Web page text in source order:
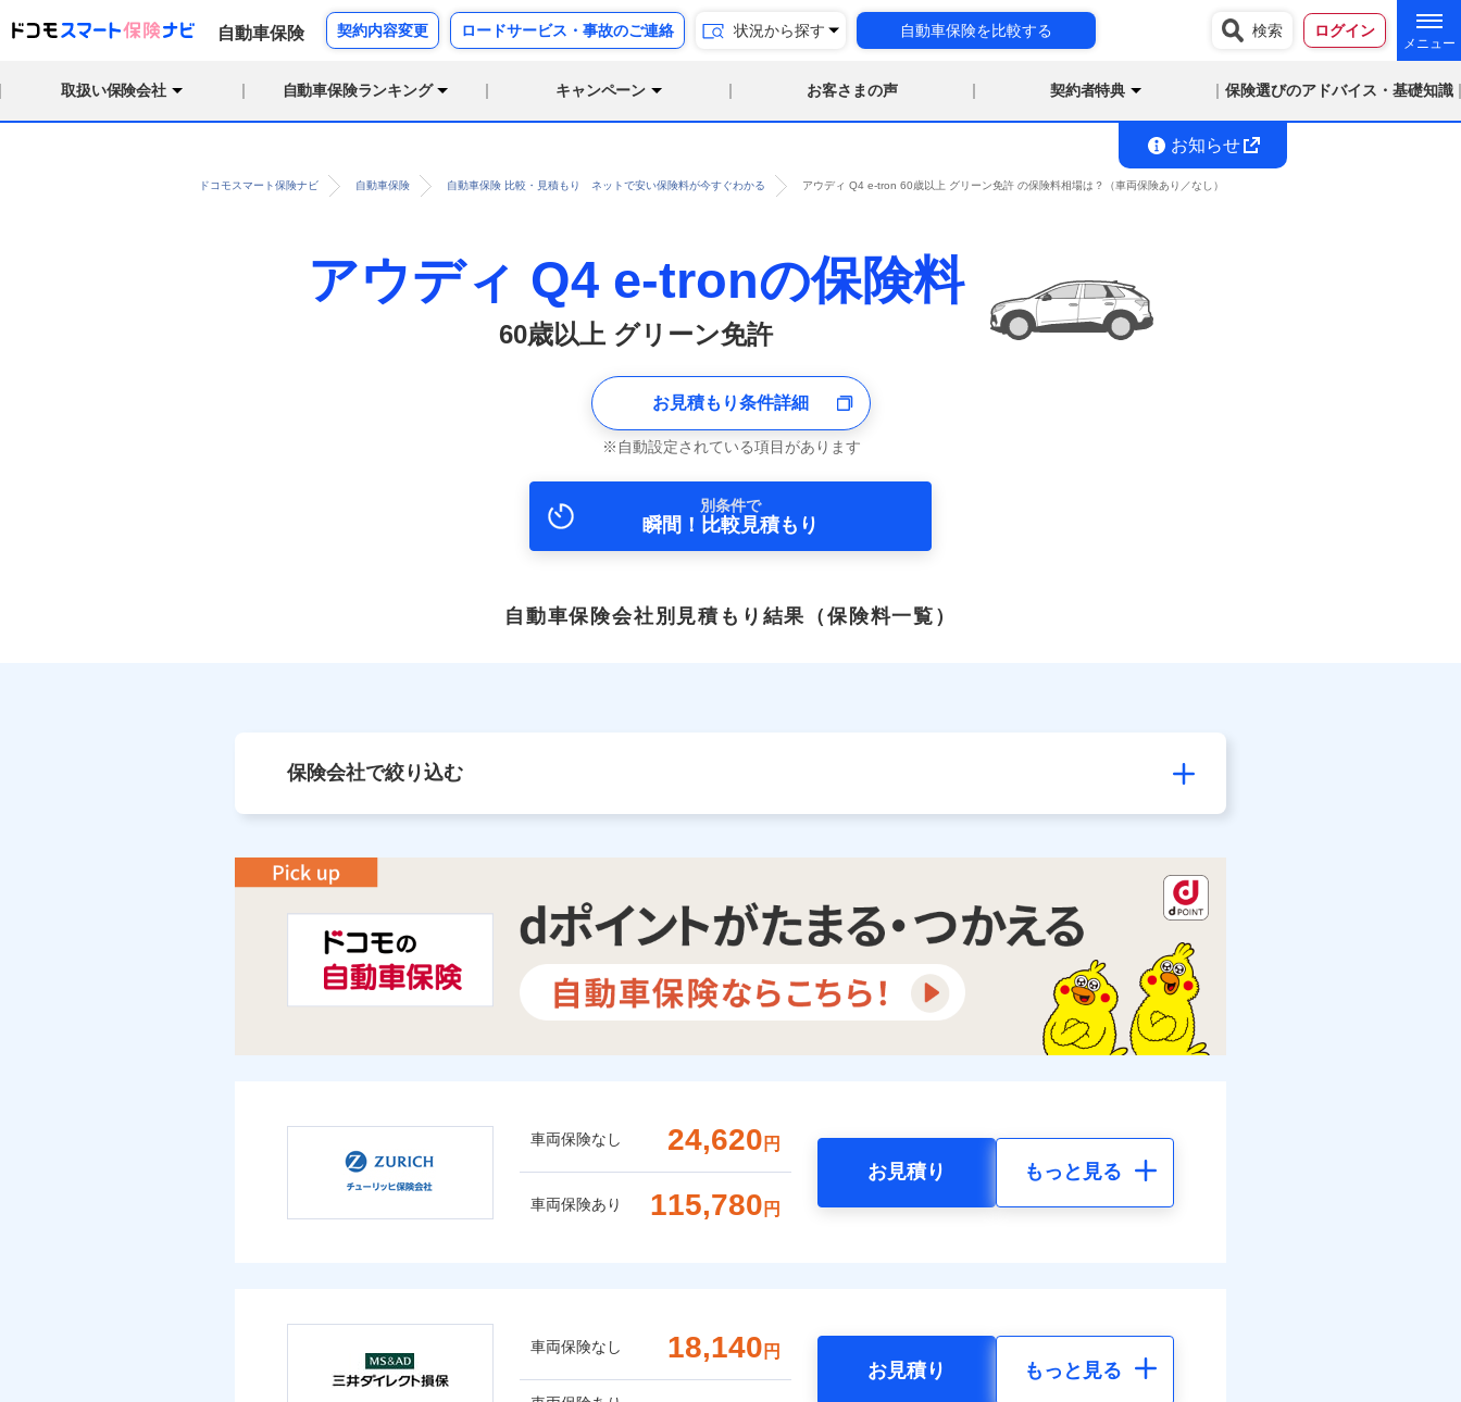
自動車保険 契約内容変更 ロードサービス・事故のご連絡 状況から探す 自動車保険を比較する 検索 ログイン
取扱い保険会社 自動車保険ランキング キャンペーン お客さまの声 契約者特典 保険選びのアドバイス・基礎知識
お知らせ
ドコモスマート保険ナビ 自動車保険 自動車保険 比較・見積もり ネットで安い保険料が今すぐわかる アウディ Q4 e-tron 60歳以上 グリーン免許 の保険料相場は？（車両保険あり／なし）
アウディ Q4 e-tronの保険料
60歳以上 グリーン免許
お見積もり条件詳細
自動設定されている項目があります
別条件で
瞬間！比較見積もり
自動車保険会社別見積もり結果 （保険料一覧）
保険会社で絞り込む
車両保険なし 24,620 円
車両保険あり 115,780 円
お見積り もっと見る
車両保険なし 18,140 円
お見積り もっと見る